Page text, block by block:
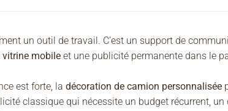
un outil de travail. C’est un support de
vitrine mobile et une publicité permanente dans le
est forte, la décoration de camion personnalisée
classique qui nécessite un budget récurrent,